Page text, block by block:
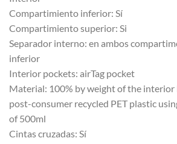
Compartimiento inferior: Sí
Compartimiento superior: Si
Separador interno: en ambos
inferior
Interior pockets: airTag pocket
Material: 100% by weight of the interior
post-consumer recycled PET plastic
of 500ml
Cintas cruzadas: Sí